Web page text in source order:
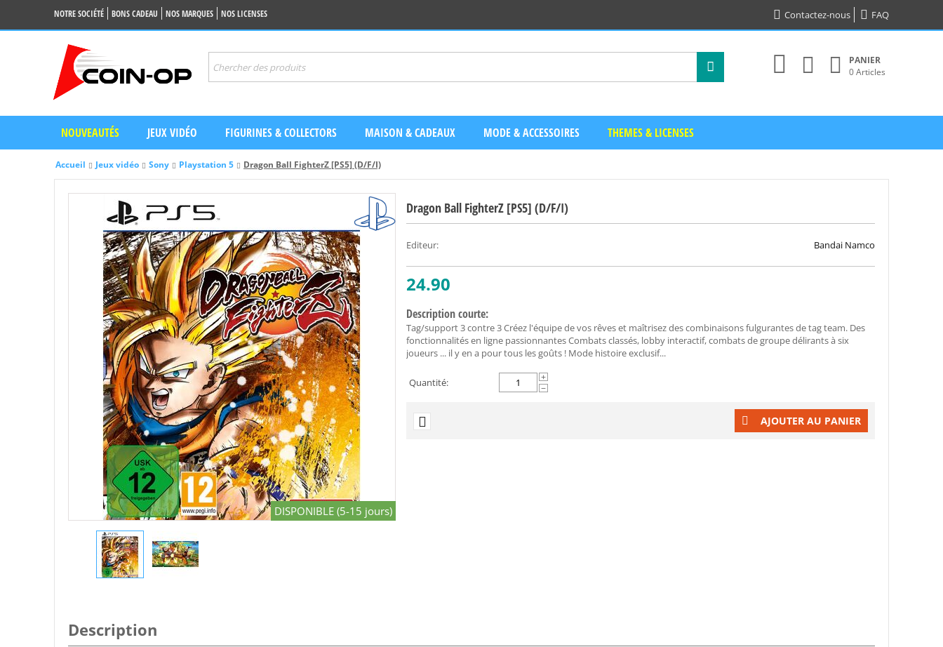
NOTRE SOCIÉTÉ BONS CADEAU NOS MARQUES NOS LICENSES Contactez-nous FAQ
PANIER
0 Articles
NOUVEAUTÉS JEUX VIDÉO FIGURINES & COLLECTORS MAISON & CADEAUX MODE & ACCESSOIRES THEMES & LICENSES
Accueil Jeux vidéo Sony Playstation 5 Dragon Ball FighterZ [PS5] (D/F/I)
DISPONIBLE (5-15 jours)
Dragon Ball FighterZ [PS5] (D/F/I)
Editeur: Bandai Namco
24.90
Description courte:
Tag/support 3 contre 3 Créez l'équipe de vos rêves et maîtrisez des combinaisons fulgurantes de tag team. Des
fonctionnalités en ligne passionnantes Combats classés, lobby interactif, combats de groupe délirants à six
joueurs ... il y en a pour tous les goûts ! Mode histoire exclusif...
Quantité:
+
−
AJOUTER AU PANIER
Description